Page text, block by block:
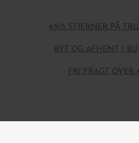
4.9/5 STJERNER PÅ
BYT OG AFHENT I
FRI FRAGT OVER